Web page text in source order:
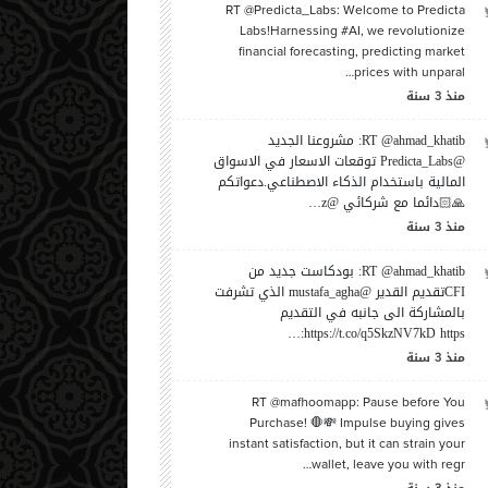
مايو،2019
-
02:08| بواسطةزياد ملحم الخميس،17
-
16:36 | بواسطة
RT @Predicta_Labs: Welcome to Predicta
Labs!Harnessing #AI, we revolutionize
financial forecasting, predicting market
prices with unparal…
منذ 3 سنة
RT @ahmad_khatib: مشروعنا الجديد
@Predicta_Labs توقعات الاسعار في الاسواق
المالية باستخدام الذكاء الاصطناعي.دعواتكم
🙏🏻دائما مع شركائي @z…
منذ 3 سنة
RT @ahmad_khatib: بودكاست جديد من
CFIتقديم القدير @mustafa_agha الذي تشرفت
بالمشاركة الى جانبه في التقديم
https://t.co/q5SkzNV7kD https:…
منذ 3 سنة
RT @mafhoomapp: Pause before You
Purchase! 🛑💸 Impulse buying gives
instant satisfaction, but it can strain your
wallet, leave you with regr…